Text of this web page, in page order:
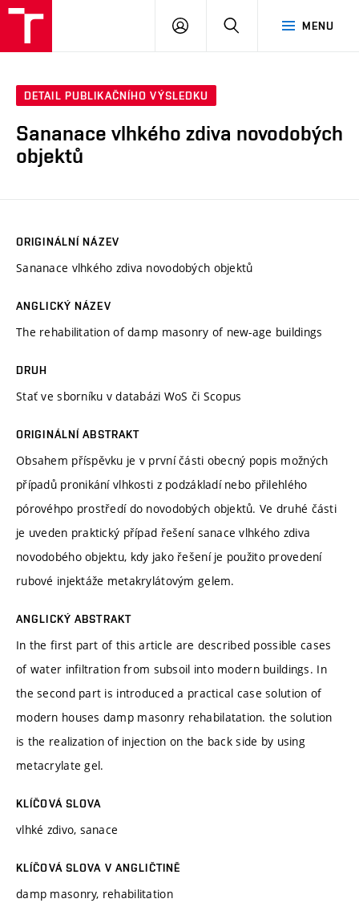
MENU
PŘIHLÁSIT
DETAIL PUBLIKAČNÍHO VÝSLEDKU
Sananace vlhkého zdiva novodobých
objektů
ORIGINÁLNÍ NÁZEV
Sananace vlhkého zdiva novodobých objektů
ANGLICKÝ NÁZEV
The rehabilitation of damp masonry of new-age buildings
DRUH
Stať ve sborníku v databázi WoS či Scopus
ORIGINÁLNÍ ABSTRAKT
Obsahem příspěvku je v první části obecný popis možných
případů pronikání vlhkosti z podzákladí nebo přilehlého
pórovéhpo prostředí do novodobých objektů. Ve druhé části
je uveden praktický případ řešení sanace vlhkého zdiva
novodobého objektu, kdy jako řešení je použito provedení
rubové injektáže metakrylátovým gelem.
ANGLICKÝ ABSTRAKT
In the first part of this article are described possible cases
of water infiltration from subsoil into modern buildings. In
the second part is introduced a practical case solution of
modern houses damp masonry rehabilatation. the solution
is the realization of injection on the back side by using
metacrylate gel.
KLÍČOVÁ SLOVA
vlhké zdivo, sanace
KLÍČOVÁ SLOVA V ANGLIČTINĚ
damp masonry, rehabilitation